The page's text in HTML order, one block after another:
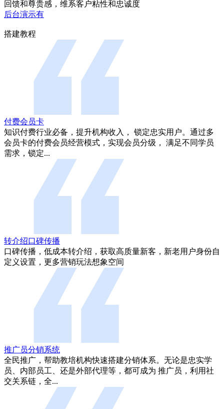
回馈和尊贵感，维系客户粘性和忠诚度
后台演示有
搭建教程
付费会员卡
知识付费行业必备，提升机构收入， 锁定忠实用户。通过多
会员卡的付费会员经营模式，实现会员分级， 满足不同学员
需求，锁定...
转介绍口碑传播
口碑传播，低成本转介绍，获取高质量新客，新老用户身份自
定义设置，更多营销玩法想象空间
推广员分销系统
全民推广，帮助教培机构快速搭建分销体系。无论是忠实学
员、内部员工、还是外部代理等，都可成为 推广员，利用社
交关系链，全...